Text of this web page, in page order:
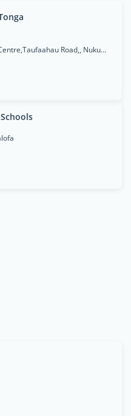
Suite 10, Level 2,TMF Business Centre,Taufaahau Road,, Nukualofa, Tongatapu